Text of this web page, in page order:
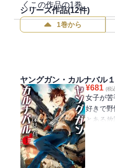
この作品の1巻
シリーズ作品(12件)
1巻から
ヤングガン・カルナバル１
¥681 (税
女子が
好きで野
とある
シア人